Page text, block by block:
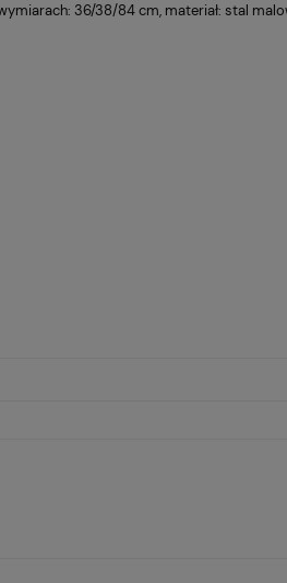
36/38/84 cm, materiał: stal